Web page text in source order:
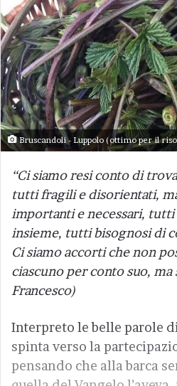
Bruscandoli - Luppolo (ottimo per il
“Ci siamo resi conto di
tutti fragili e disorientati,
importanti e necessari, tutti
insieme, tutti bisognosi di
Ci siamo accorti che non
ciascuno per conto suo, ma
Francesco)
Interpreto le belle parole
spinta verso la
pensando che alla barca